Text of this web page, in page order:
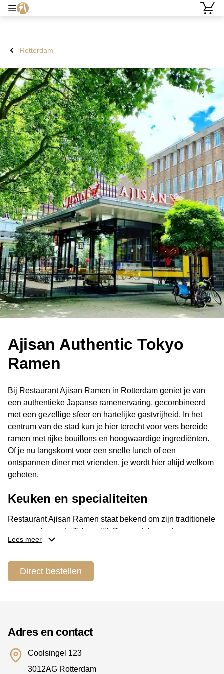
Rotterdam
Ajisan Authentic Tokyo
Ramen
Bij Restaurant Ajisan Ramen in Rotterdam geniet je van
een authentieke Japanse ramenervaring, gecombineerd
met een gezellige sfeer en hartelijke gastvrijheid. In het
centrum van de stad kun je hier terecht voor vers bereide
ramen met rijke bouillons en hoogwaardige ingrediënten.
Of je nu langskomt voor een snelle lunch of een
ontspannen diner met vrienden, je wordt hier altijd welkom
geheten.
Keuken en specialiteiten
Restaurant Ajisan Ramen staat bekend om zijn traditionele
ramen volgens de Tokyo-stijl. De noedels worden
dagelijks vers gemaakt en geserveerd in bouillons die acht
ontwikkelen de soepen een diepe en volle smaak. Bij de
bereiding worden uitsluitend natuurlijke ingrediënten
kun je kiezen uit diverse bijgerechten zoals gyoza en
vegetarische mogelijkheden, zodat vrijwel iedereen een
passende keuze kan vinden.
Lees meer
Direct bestellen
Adres en contact
Coolsingel 123
3012AG Rotterdam